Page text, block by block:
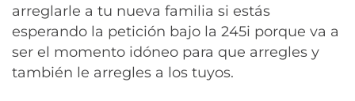
arreglarle a tu nueva familia si estás
esperando la petición bajo la 245i porque va a
ser el momento idóneo para que arregles y
también le arregles a los tuyos.